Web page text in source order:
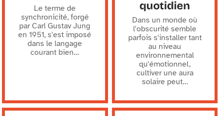
Le terme de
synchronicité, forgé
par Carl Gustav Jung
en 1951, s'est imposé
dans le langage
courant bien…
quotidien
Dans un monde où
l'obscurité semble
parfois s'installer tant
au niveau
environnemental
qu'émotionnel,
cultiver une aura
solaire peut…